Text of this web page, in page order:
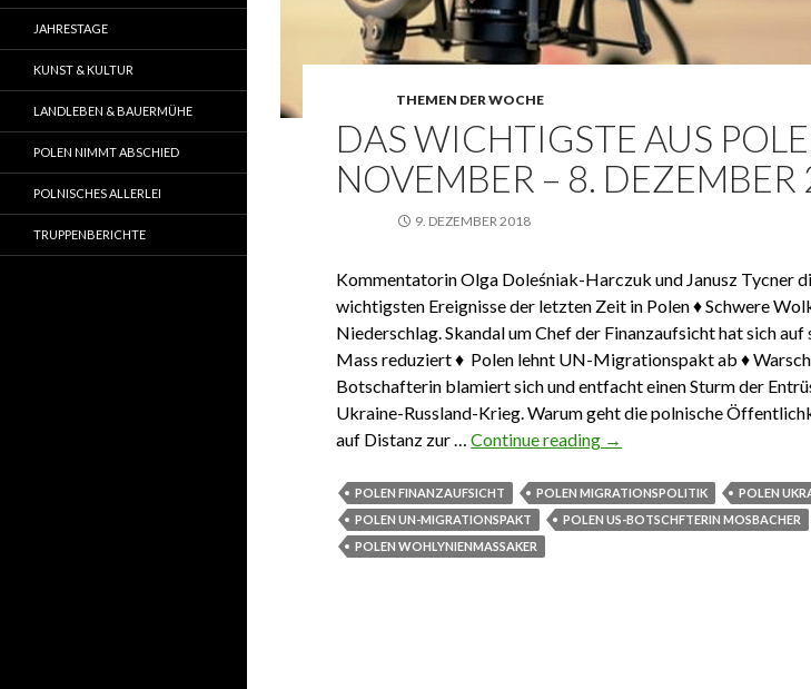
THEMEN DER WOCHE
DAS WICHTIGSTE AUS
NOVEMBER – 8. DEZEMBER
9. DEZEMBER 2018
Kommentatorin Olga Doleśniak-Harczuk und Janusz Tycner
wichtigsten Ereignisse der letzten Zeit in Polen ♦ Schwere
Niederschlag. Skandal um Chef der Finanzaufsicht hat sich auf
Mass reduziert ♦ Polen lehnt UN-Migrationspakt ab ♦
Botschafterin blamiert sich und entfacht einen Sturm der
Ukraine-Russland-Krieg. Warum geht die polnische
auf Distanz zur …Continue reading Das Wichtigste aus Polen
→
POLEN FINANZAUFSICHT POLEN MIGRATIONSPOLITIK
POLEN
POLEN UN-MIGRATIONSPAKT
POLEN US-BOTSCHFTERIN MOSBACHER
POLEN WOHLYNIENMASSAKER
JAHRESTAGE
KUNST & KULTUR
LANDLEBEN & BAUERMÜHE
POLEN NIMMT ABSCHIED
POLNISCHES ALLERLEI
TRUPPENBERICHTE